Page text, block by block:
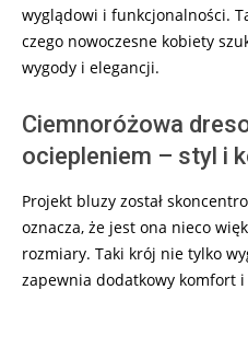
wyglądowi i funkcjonalności.
czego nowoczesne kobiety
wygody i elegancji.
Ciemnoróżowa
ociepleniem – styl i
Projekt bluzy został
oznacza, że jest ona nieco
rozmiary. Taki krój nie tylko
zapewnia dodatkowy komfort